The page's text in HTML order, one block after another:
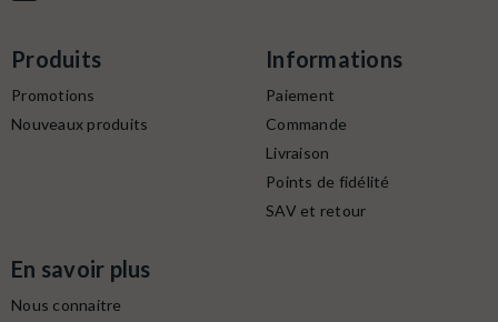
Produits
Promotions
Nouveaux produits
Informations
Paiement
Commande
Livraison
Points de fidélité
SAV et retour
En savoir plus
Nous connaitre